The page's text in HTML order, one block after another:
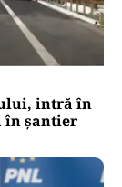
intră în
în șantier